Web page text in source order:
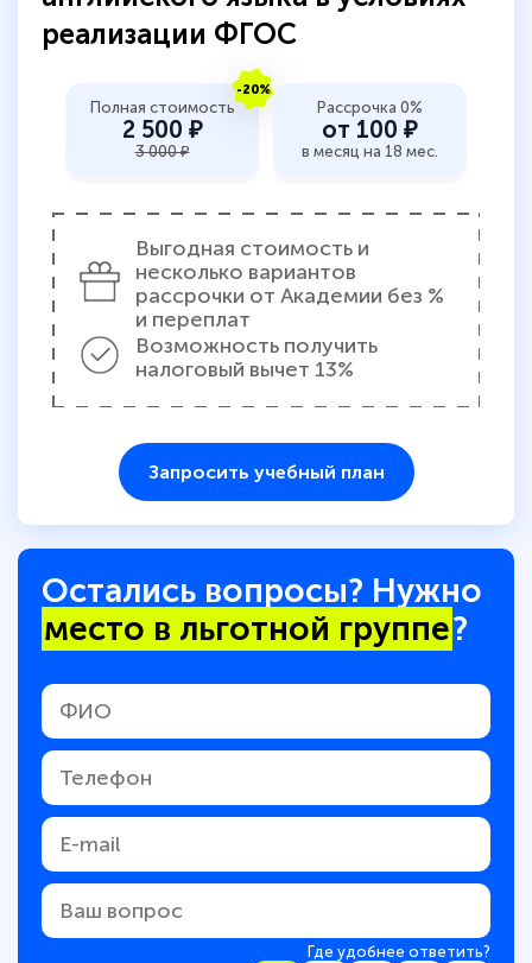
прохождения курса, удобная система
аттестации, проблем не возникло ни на
реализации ФГОС
-20%
Полная стоимость
2 500 ₽
3 000 ₽
Рассрочка 0%
от 100 ₽
в месяц на 18 мес.
Выгодная стоимость и
несколько вариантов
рассрочки от Академии без %
и переплат
Возможность получить
налоговый вычет 13%
Запросить учебный план
Остались вопросы? Нужно
место в льготной группе?
Где удобнее ответить?